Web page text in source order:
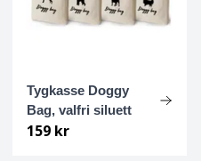
Tygkasse Doggy
Bag, valfri siluett
159 kr